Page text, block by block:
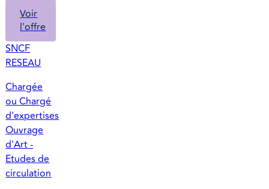
Voir
l'offre
SNCF
RESEAU
Chargée
ou Chargé
d'expertises
Ouvrage
d'Art -
Etudes de
circulation